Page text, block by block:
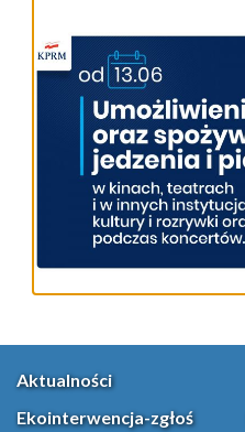
Aktualności
Ekointerwencja-zgłoś